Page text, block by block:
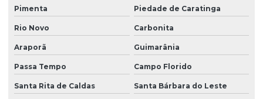
Pimenta Piedade de Caratinga
Rio Novo Carbonita
Araporã Guimarânia
Passa Tempo Campo Florido
Santa Rita de Caldas Santa Bárbara do Leste